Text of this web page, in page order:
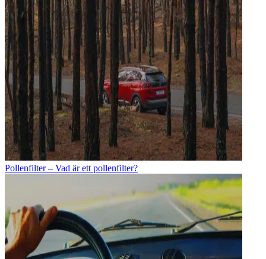
Pollenfilter – Vad är ett pollenfilter?